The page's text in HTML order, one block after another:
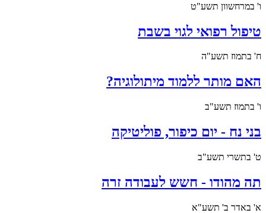
ו' במרחשוון תשע"ט
טיפול רפואי לגוי בשבת
ח' בתמוז תשע"ה
האם מותר ללמוד מיתולוגיה?
ו' בתמוז תשע"ב
בני נח - יום כיפור, פוליטיקה
ט' בתשרי תשע"ב
תה מהודו - חשש לעבודה זרה
א' באדר ב' תשע"א